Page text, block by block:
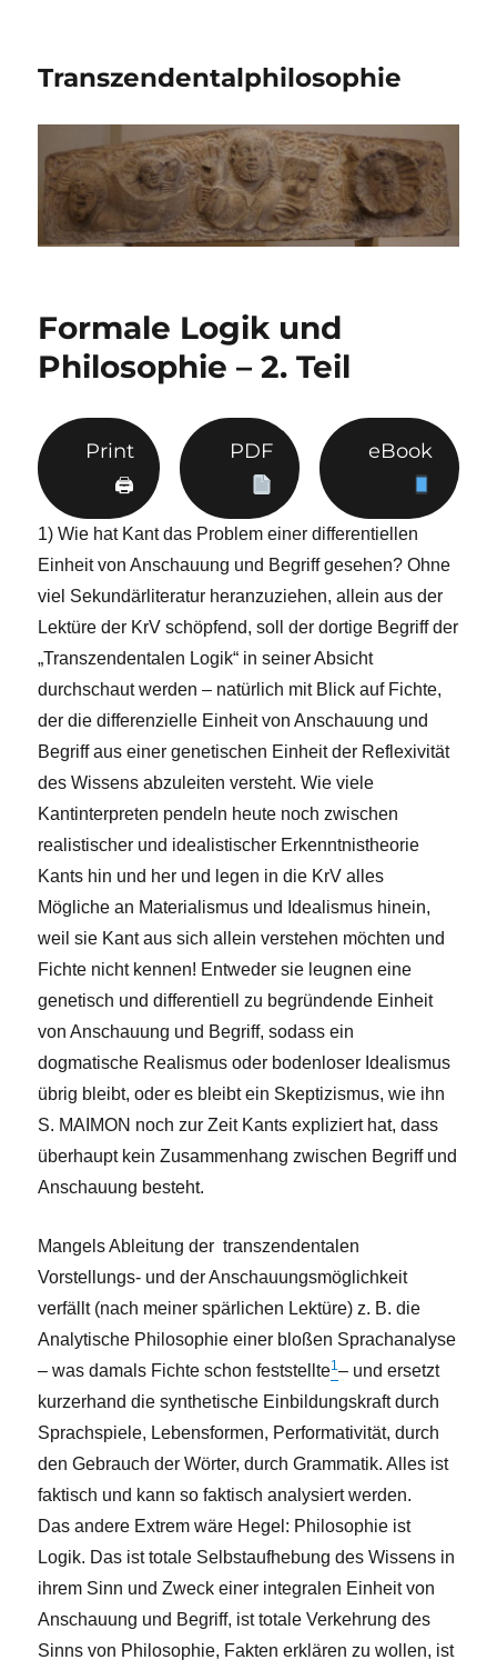
Transzendentalphilosophie
Formale Logik und
Philosophie – 2. Teil
Print
🖨
PDF eBook
1) Wie hat Kant das Problem einer differentiellen
Einheit von Anschauung und Begriff gesehen? Ohne
viel Sekundärliteratur heranzuziehen, allein aus der
Lektüre der KrV schöpfend, soll der dortige Begriff der
„Transzendentalen Logik“ in seiner Absicht
durchschaut werden – natürlich mit Blick auf Fichte,
der die differenzielle Einheit von Anschauung und
Begriff aus einer genetischen Einheit der Reflexivität
des Wissens abzuleiten versteht. Wie viele
Kantinterpreten pendeln heute noch zwischen
realistischer und idealistischer Erkenntnistheorie
Kants hin und her und legen in die KrV alles
Mögliche an Materialismus und Idealismus hinein,
weil sie Kant aus sich allein verstehen möchten und
Fichte nicht kennen! Entweder sie leugnen eine
genetisch und differentiell zu begründende Einheit
von Anschauung und Begriff, sodass ein
dogmatische Realismus oder bodenloser Idealismus
übrig bleibt, oder es bleibt ein Skeptizismus, wie ihn
S. MAIMON noch zur Zeit Kants expliziert hat, dass
überhaupt kein Zusammenhang zwischen Begriff und
Anschauung besteht.
Mangels Ableitung der transzendentalen
Vorstellungs- und der Anschauungsmöglichkeit
verfällt (nach meiner spärlichen Lektüre) z. B. die
Analytische Philosophie einer bloßen Sprachanalyse
– was damals Fichte schon feststellte1– und ersetzt
kurzerhand die synthetische Einbildungskraft durch
Sprachspiele, Lebensformen, Performativität, durch
den Gebrauch der Wörter, durch Grammatik. Alles ist
faktisch und kann so faktisch analysiert werden.
Das andere Extrem wäre Hegel: Philosophie ist
Logik. Das ist totale Selbstaufhebung des Wissens in
ihrem Sinn und Zweck einer integralen Einheit von
Anschauung und Begriff, ist totale Verkehrung des
Sinns von Philosophie, Fakten erklären zu wollen, ist